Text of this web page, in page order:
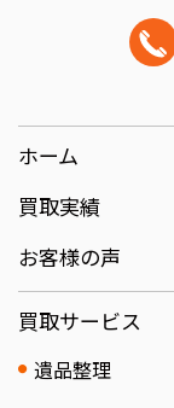
ホーム
買取実績
お客様の声
買取サービス
遺品整理